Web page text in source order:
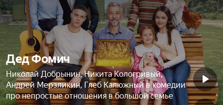
Дед Фомич
Николай Добрынин, Никита Кологривый,
Андрей Мерзликин, Глеб Калюжный в комедии
про непростые отношения в большой семье